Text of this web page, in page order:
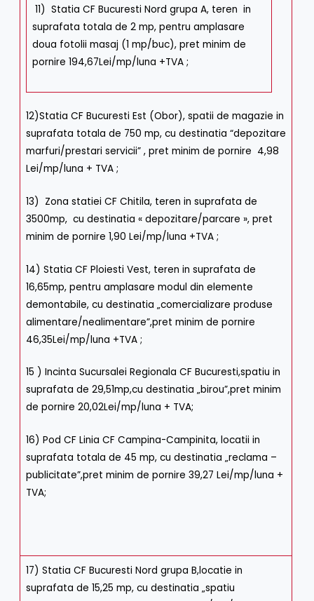
11) Statia CF Bucuresti Nord grupa A, teren in
suprafata totala de 2 mp, pentru amplasare
doua fotolii masaj (1 mp/buc), pret minim de
pornire 194,67Lei/mp/luna +TVA ;
12)Statia CF Bucuresti Est (Obor), spatii de magazie in
suprafata totala de 750 mp, cu destinatia “depozitare
marfuri/prestari servicii” , pret minim de pornire 4,98
Lei/mp/luna + TVA ;
13) Zona statiei CF Chitila, teren in suprafata de
3500mp, cu destinatia « depozitare/parcare », pret
minim de pornire 1,90 Lei/mp/luna +TVA ;
14) Statia CF Ploiesti Vest, teren in suprafata de
16,65mp, pentru amplasare modul din elemente
demontabile, cu destinatia „comercializare produse
alimentare/nealimentare”,pret minim de pornire
46,35Lei/mp/luna +TVA ;
15 ) Incinta Sucursalei Regionala CF Bucuresti,spatiu in
suprafata de 29,51mp,cu destinatia „birou”,pret minim
de pornire 20,02Lei/mp/luna + TVA;
16) Pod CF Linia CF Campina-Campinita, locatii in
suprafata totala de 45 mp, cu destinatia „reclama –
publicitate”,pret minim de pornire 39,27 Lei/mp/luna +
TVA;
17) Statia CF Bucuresti Nord grupa B,locatie in
suprafata de 15,25 mp, cu destinatia „spatiu